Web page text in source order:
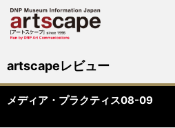
artscapeレビュー
メディア・プラクティス08-09
サイト内検索